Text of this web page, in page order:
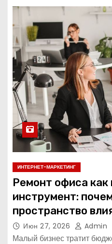
ИНТЕРНЕТ-МАРКЕТИНГ
Ремонт офиса как
инструмент:
пространство
Июн 27, 2026 Admin
Малый бизнес тратит